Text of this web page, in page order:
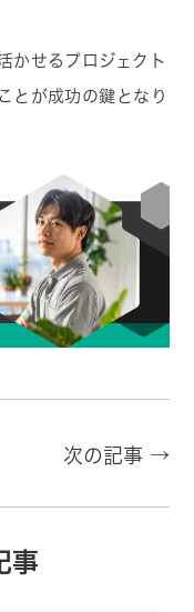
かせるプロジェクト
とが成功の鍵となり
次の記事 →
事